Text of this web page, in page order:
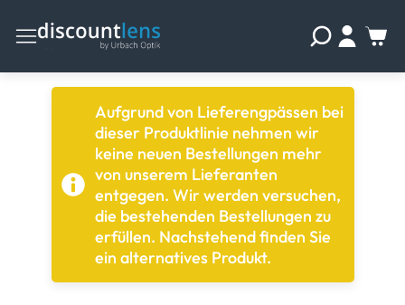
Aufgrund von Lieferengpässen bei
dieser Produktlinie nehmen wir
keine neuen Bestellungen mehr
von unserem Lieferanten
entgegen. Wir werden versuchen,
die bestehenden Bestellungen zu
erfüllen. Nachstehend finden Sie
ein alternatives Produkt.